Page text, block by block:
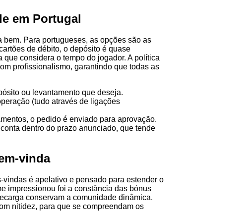
em Portugal
Para portugueses, as opções são as
de débito, o depósito é quase
considera o tempo do jogador. A política
profissionalismo, garantindo que todas as
ou levantamento que deseja.
(tudo através de ligações
o pedido é enviado para aprovação.
dentro do prazo anunciado, que tende
vinda
é apelativo e pensado para estender o
impressionou foi a constância das bónus
conservam a comunidade dinâmica.
nitidez, para que se compreendam os